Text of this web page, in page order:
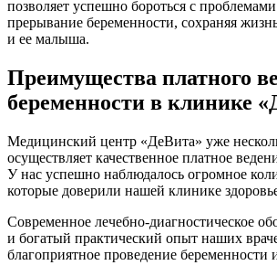
позволяет успешно бороться с
прерывание беременности, сохраняя
и ее малыша.
Преимущества платного
беременности в клинике
Медицинский центр «ДеВита» уже
осуществляет качественное платное
У нас успешно наблюдалось огромное
которые доверили нашей клинике
Современное лечебно-диагностическое
и богатый практический опыт наших
благоприятное проведение беременности